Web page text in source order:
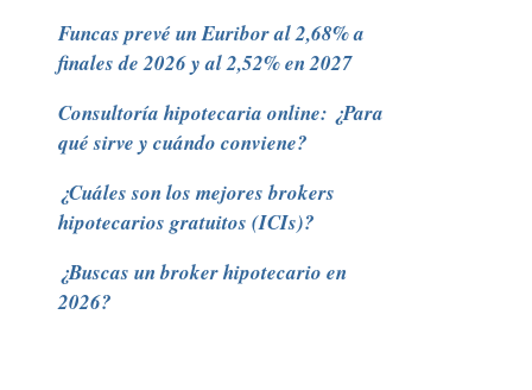
Funcas prevé un Euribor al 2,68% a
finales de 2026 y al 2,52% en 2027
Consultoría hipotecaria online: ¿Para
qué sirve y cuándo conviene?
¿Cuáles son los mejores brokers
hipotecarios gratuitos (ICIs)?
¿Buscas un broker hipotecario en
2026?